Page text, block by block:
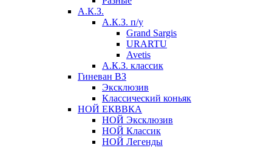
А.К.З.
А.К.З. п/у
Grand Sargis
URARTU
Avetis
А.К.З. классик
Гиневан ВЗ
Эксклюзив
Классический коньяк
НОЙ ЕКВВКА
НОЙ Эксклюзив
НОЙ Классик
НОЙ Легенды